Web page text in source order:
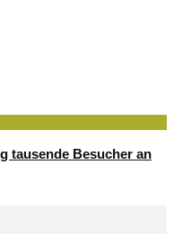
tausende Besucher an